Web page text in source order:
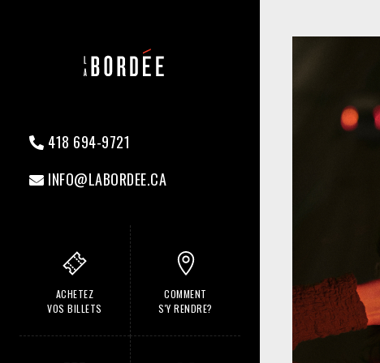
418 694-9721
INFO@LABORDEE.CA
ACHETEZ
VOS BILLETS
COMMENT
S'Y RENDRE?